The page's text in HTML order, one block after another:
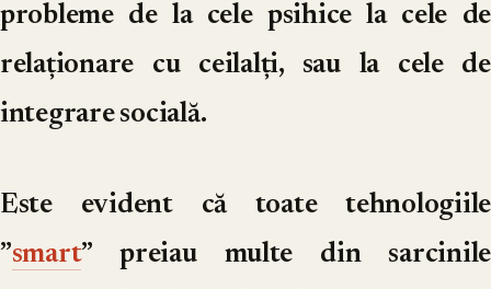
probleme de la cele psihice la cele de
relaționare cu ceilalți, sau la cele de
integrare socială.
Este evident că toate tehnologiile
”smart” preiau multe din sarcinile